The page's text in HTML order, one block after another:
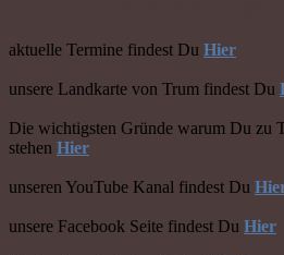
aktuelle Termine findest Du Hier
unsere Landkarte von Trum findest Du
Die wichtigsten Gründe warum Du zu
stehen Hier
unseren YouTube Kanal findest Du
unsere Facebook Seite findest Du Hier